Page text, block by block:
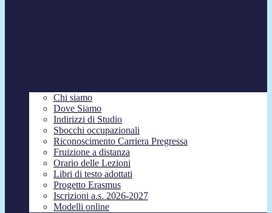
Chi siamo
Dove Siamo
Indirizzi di Studio
Sbocchi occupazionali
Riconoscimento Carriera Pregressa
Fruizione a distanza
Orario delle Lezioni
Libri di testo adottati
Progetto Erasmus
Iscrizioni a.s. 2026-2027
Modelli online